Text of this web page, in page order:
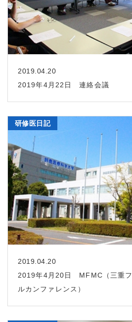
2019.04.20
2019年4月22日 連絡会議
研修医日記
2019.04.20
2019年4月20日 MFMC（三重フ
ルカンファレンス）